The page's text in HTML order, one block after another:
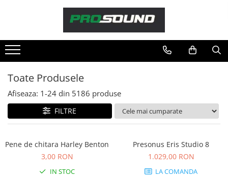
Sonorizare / PA
Adaptoare phantom
Adresare publica 100V
Amplificatoare Audio
Boxe Audio
Mixere audio
Monitorizare In-Ear
Pickup-uri, platane & accesorii
Toate Produsele
Afiseaza: 1-24 din 5186 produse
FILTRE
Pene de chitara Harley Benton
3,00 RON
IN STOC
Presonus Eris Studio 8
1.029,00 RON
LA COMANDA